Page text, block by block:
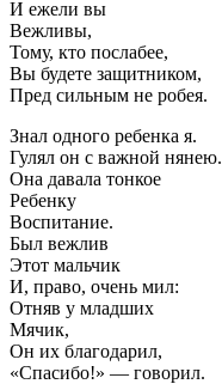
И ежели вы
Вежливы,
Тому, кто послабее,
Вы будете защитником,
Пред сильным не робея.
Знал одного ребенка я.
Гулял он с важной нянею.
Она давала тонкое
Ребенку
Воспитание.
Был вежлив
Этот мальчик
И, право, очень мил:
Отняв у младших
Мячик,
Он их благодарил,
«Спасибо!» — говорил.